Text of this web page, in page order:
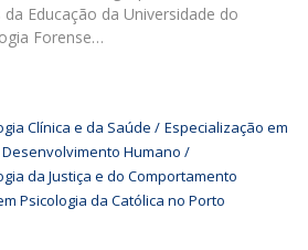
Educação da Universidade do
Forense…
Clínica e da Saúde
Especialização em
Humano
da Justiça e do Comportamento
Psicologia da Católica no Porto